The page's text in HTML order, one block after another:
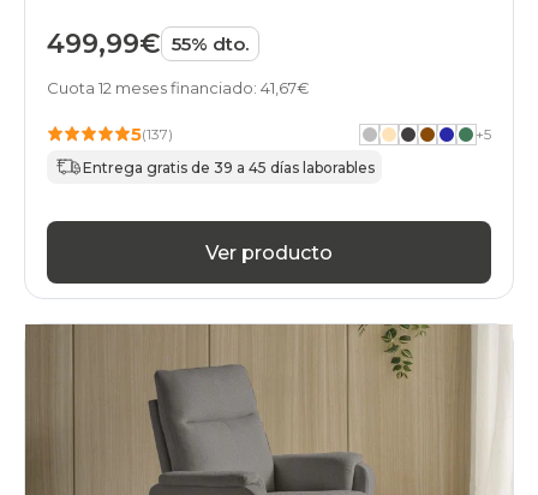
499,99€ 55% dto.
Cuota 12 meses financiado: 41,67€
5(137) +5
Entrega gratis de 39 a 45 días laborables
Ver producto